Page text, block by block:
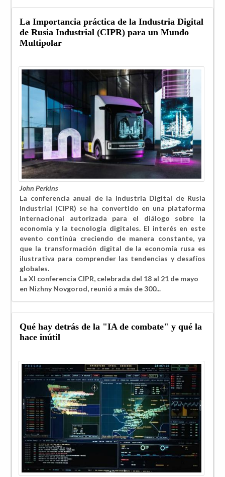
La Importancia práctica de la Industria Digital
de Rusia Industrial (CIPR) para un Mundo
Multipolar
John Perkins
La conferencia anual de la Industria Digital de Rusia
Industrial (CIPR) se ha convertido en una plataforma
internacional autorizada para el diálogo sobre la
economía y la tecnología digitales. El interés en este
evento continúa creciendo de manera constante, ya
que la transformación digital de la economía rusa es
ilustrativa para comprender las tendencias y desafíos
globales.
La XI conferencia CIPR, celebrada del 18 al 21 de mayo
en Nizhny Novgorod, reunió a más de 300...
Qué hay detrás de la "IA de combate" y qué la
hace inútil